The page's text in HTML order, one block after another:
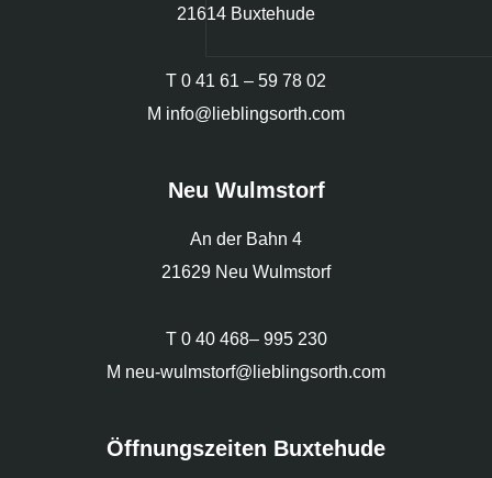
21614 Buxtehude
T 0 41 61 – 59 78 02
M info@lieblingsorth.com
Neu Wulmstorf
An der Bahn 4
21629 Neu Wulmstorf
T 0 40 468– 995 230
M neu-wulmstorf@lieblingsorth.com
Öffnungszeiten Buxtehude